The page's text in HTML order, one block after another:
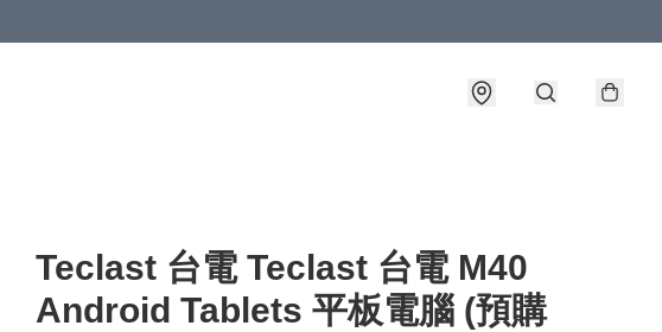
Teclast 台電 Teclast 台電 M40
Android Tablets 平板電腦 (預購